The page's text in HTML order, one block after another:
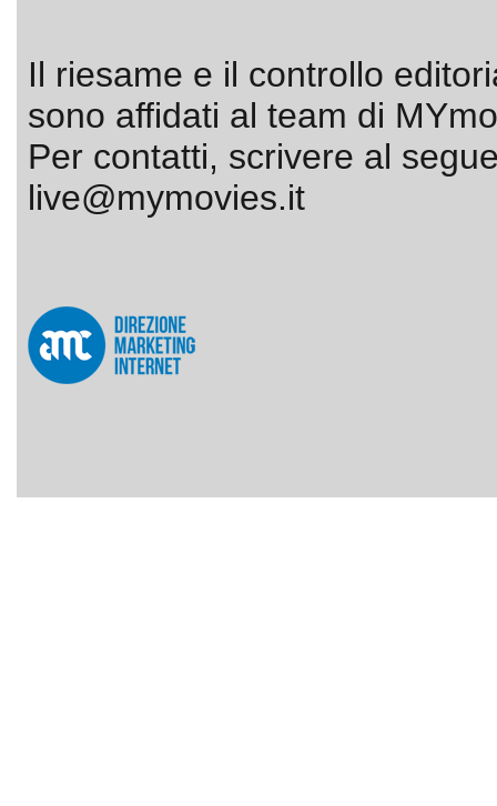
Il riesame e il controllo
sono affidati al team di
Per contatti, scrivere al
live@mymovies.it